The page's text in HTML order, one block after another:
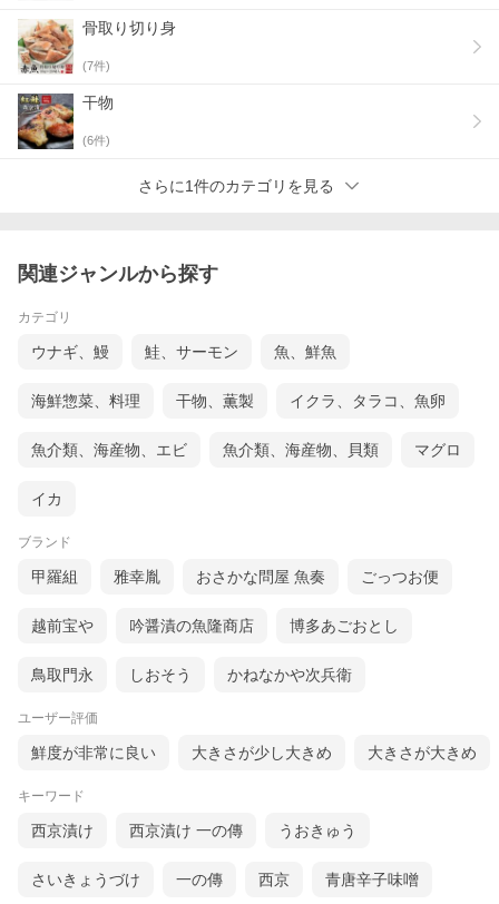
骨取り切り身
(7件)
干物
(6件)
さらに1件のカテゴリを見る
関連ジャンルから探す
カテゴリ
ウナギ、鰻 鮭、サーモン 魚、鮮魚
海鮮惣菜、料理 干物、薫製 イクラ、タラコ、魚卵
魚介類、海産物、エビ 魚介類、海産物、貝類 マグロ
イカ
ブランド
甲羅組 雅幸胤 おさかな問屋 魚奏 ごっつお便
越前宝や 吟醤漬の魚隆商店 博多あごおとし
鳥取門永 しおそう かねなかや次兵衛
ユーザー評価
鮮度が非常に良い 大きさが少し大きめ 大きさが大きめ
キーワード
西京漬け 西京漬け 一の傳 うおきゅう
さいきょうづけ 一の傳 西京 青唐辛子味噌